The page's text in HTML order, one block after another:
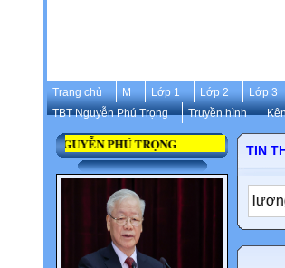
Trang chủ M Lớp 1 Lớp 2 Lớp 3
TBT Nguyễn Phú Trọng
Truyền hình
NGUYỄN PHÚ TRỌNG TIN
Dự kiến cách tính lương,